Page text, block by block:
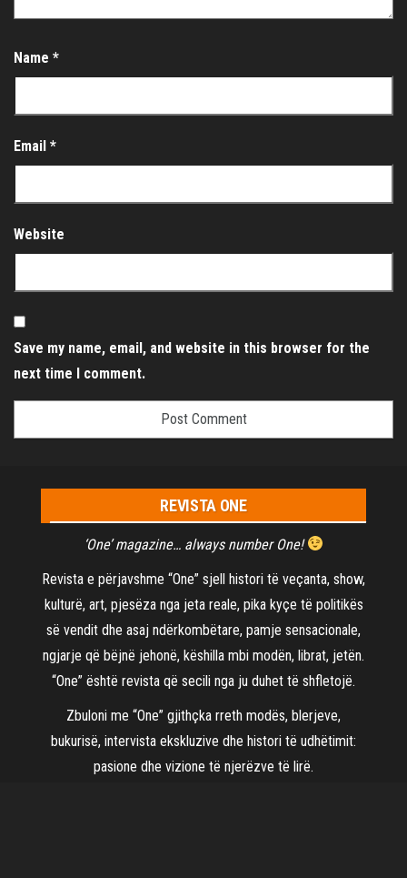
Name *
Email *
Website
Save my name, email, and website in this browser for the
next time I comment.
REVISTA ONE
‘One’ magazine… always number One!
Revista e përjavshme “One” sjell histori të veçanta, show,
kulturë, art, pjesëza nga jeta reale, pika kyçe të politikës
së vendit dhe asaj ndërkombëtare, pamje sensacionale,
ngjarje që bëjnë jehonë, këshilla mbi modën, librat, jetën.
“One” është revista që secili nga ju duhet të shfletojë.
Zbuloni me “One” gjithçka rreth modës, blerjeve,
bukurisë, intervista ekskluzive dhe histori të udhëtimit:
pasione dhe vizione të njerëzve të lirë.